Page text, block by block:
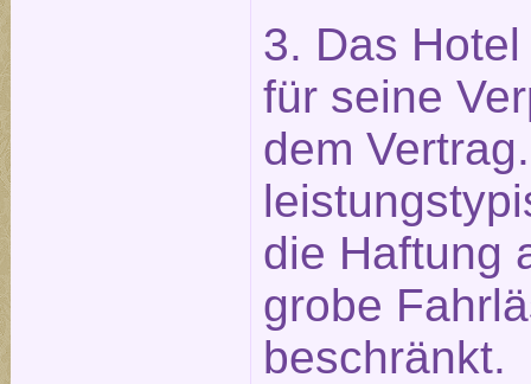
3. Das
für seine
dem
die Haftung
grobe
beschränkt.